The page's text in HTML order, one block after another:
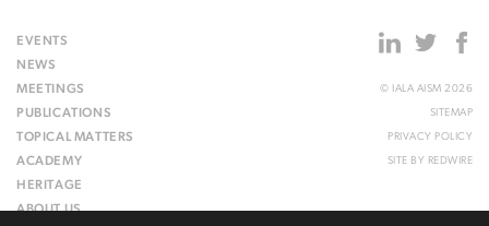
EVENTS
NEWS
MEETINGS
PUBLICATIONS
TOPICAL MATTERS
ACADEMY
HERITAGE
ABOUT US
© IALA AISM 2026
SITEMAP
PRIVACY POLICY
SITE BY REDWIRE